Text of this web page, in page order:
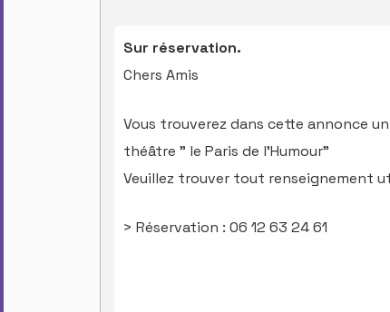
Sur réservation.
Chers Amis
Vous trouverez dans cette annonce
théâtre " le Paris de l'Humour"
Veuillez trouver tout renseignement
> Réservation : 06 12 63 24 61